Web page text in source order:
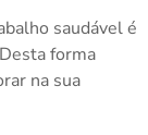
saudável é
forma
na sua